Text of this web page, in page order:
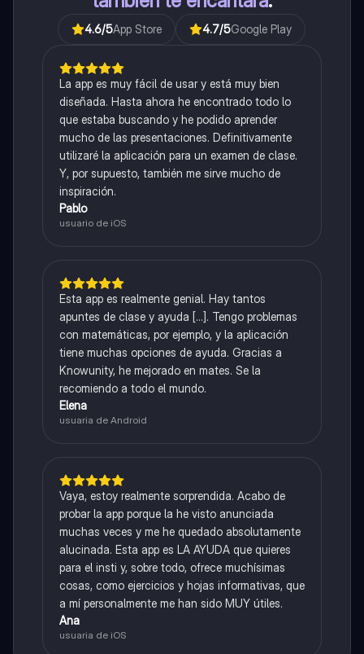
4.6/5App Store 4.7/5Google Play
La app es muy fácil de usar y está muy bien
diseñada. Hasta ahora he encontrado todo lo
que estaba buscando y he podido aprender
mucho de las presentaciones. Definitivamente
utilizaré la aplicación para un examen de clase.
Y, por supuesto, también me sirve mucho de
inspiración.
Pablo
usuario de iOS
Esta app es realmente genial. Hay tantos
apuntes de clase y ayuda [...]. Tengo problemas
con matemáticas, por ejemplo, y la aplicación
tiene muchas opciones de ayuda. Gracias a
Knowunity, he mejorado en mates. Se la
recomiendo a todo el mundo.
Elena
usuaria de Android
Vaya, estoy realmente sorprendida. Acabo de
probar la app porque la he visto anunciada
muchas veces y me he quedado absolutamente
alucinada. Esta app es LA AYUDA que quieres
para el insti y, sobre todo, ofrece muchísimas
cosas, como ejercicios y hojas informativas, que
a mí personalmente me han sido MUY útiles.
Ana
usuaria de iOS